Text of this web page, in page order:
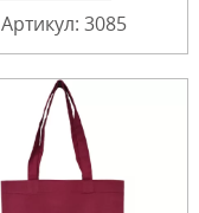
Артикул: 3085